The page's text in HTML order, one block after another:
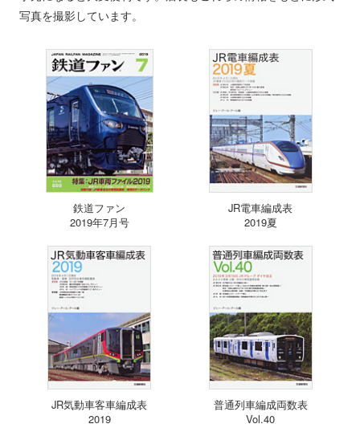
写真を撮影しています。
鉄道ファン
2019年7月号
JR電車編成表
2019夏
JR気動車客車編成表
2019
普通列車編成両数表
Vol.40